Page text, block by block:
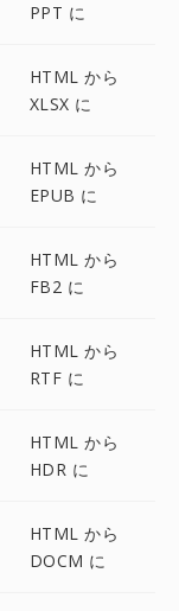
PPT に
HTML から
XLSX に
HTML から
EPUB に
HTML から
FB2 に
HTML から
RTF に
HTML から
HDR に
HTML から
DOCM に